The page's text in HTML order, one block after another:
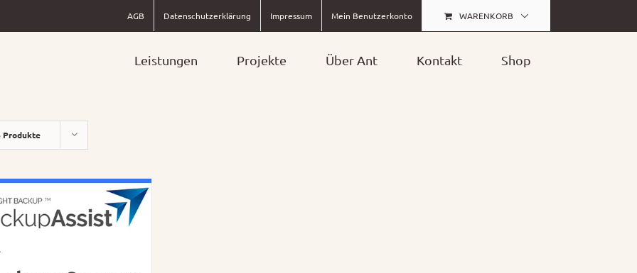
AGB Datenschutzerklärung Impressum Mein Benutzerkonto WARENKORB
Leistungen Projekte Über Ant Kontakt Shop
Produkte